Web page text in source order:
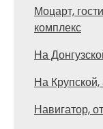
Моцарт,
комплекс
На
На
Навигатор,